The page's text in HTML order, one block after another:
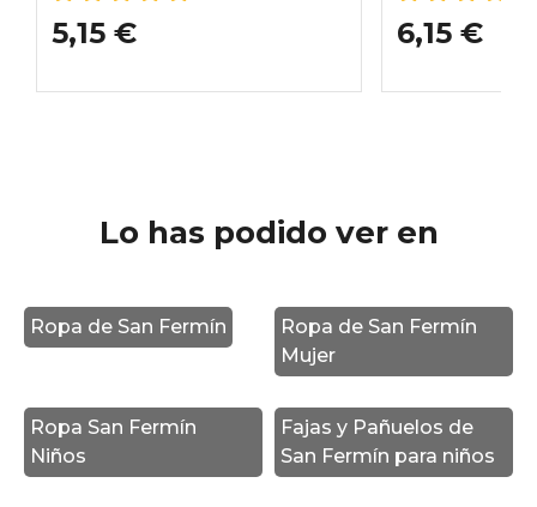
5,15 € 6,15 €
Lo has podido ver en
Ropa de San Fermín
Ropa de San Fermín
Mujer
Ropa San Fermín
Niños
Fajas y Pañuelos de
San Fermín para niños